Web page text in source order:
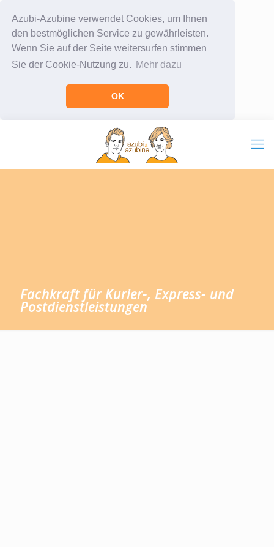
Azubi-Azubine verwendet Cookies, um Ihnen
den bestmöglichen Service zu gewährleisten.
Wenn Sie auf der Seite weitersurfen stimmen
Sie der Cookie-Nutzung zu. Mehr dazu
OK
Fachkraft für Kurier-, Express- und
Postdienstleistungen